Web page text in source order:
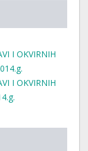
I OKVIRNIH
I OKVIRNIH